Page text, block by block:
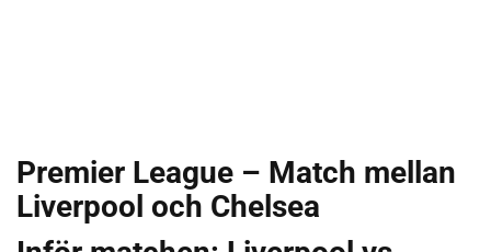
Premier League – Match mellan
Liverpool och Chelsea